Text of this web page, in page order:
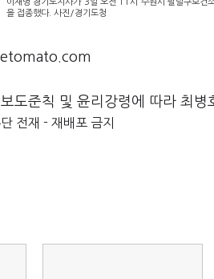
이재명 경기도지사가 3일 오전 11시 수원시 팔달구보건
을 접종했다. 사진/경기도청
도준칙 및 윤리강령에 따라 최병
전재 - 재배포 금지